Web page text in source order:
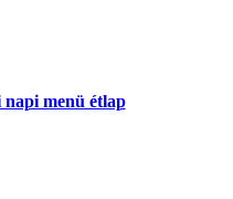
napi menü étlap